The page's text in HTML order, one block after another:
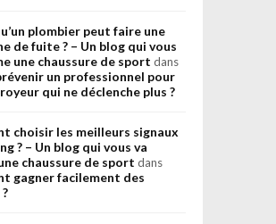
plombier peut faire une
de fuite ? – Un blog qui vous
une chaussure de sport dans
un professionnel pour
qui ne déclenche plus ?
choisir les meilleurs signaux
? – Un blog qui vous va
chaussure de sport dans
gagner facilement des